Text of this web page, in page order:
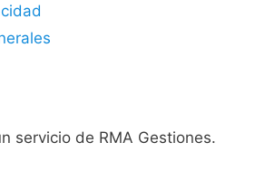
servicio de RMA Gestiones.